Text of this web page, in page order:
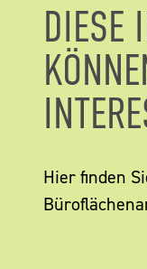
DIESE
Hier finden